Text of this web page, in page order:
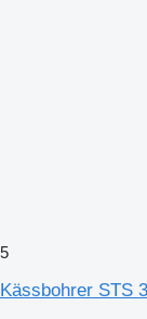
5
Kässbohrer STS